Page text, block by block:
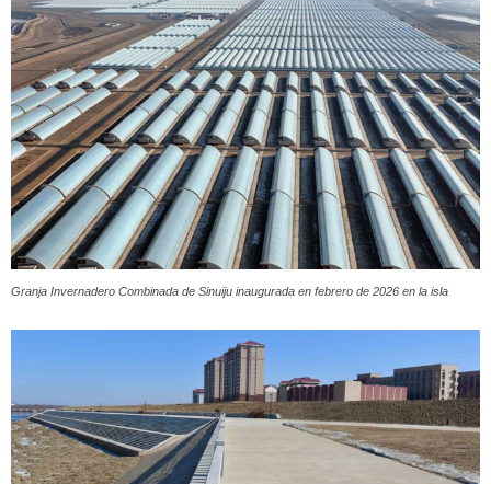
Granja Invernadero Combinada de Sinuiju inaugurada en febrero de 2026 en la isla